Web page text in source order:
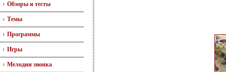
Обзоры и тесты
Темы
Программы
Игры
Мелодии звонка